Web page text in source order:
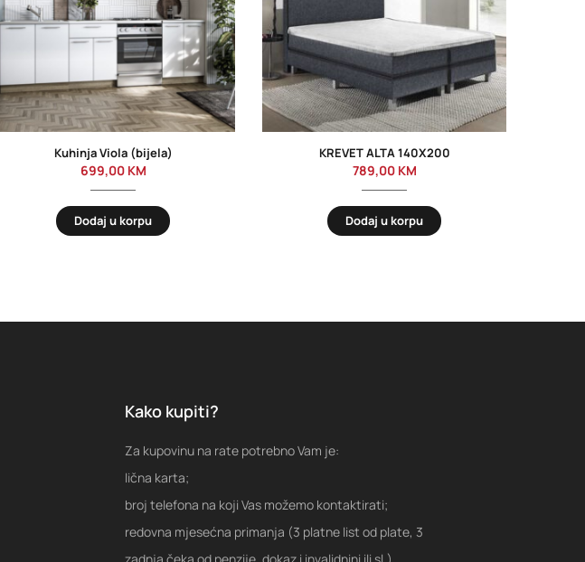
Kuhinja Viola (bijela)
699,00 KM
Dodaj u korpu
KREVET ALTA 140X200
789,00 KM
Dodaj u korpu
Kako kupiti?
Za kupovinu na rate potrebno Vam je:
lična karta;
broj telefona na koji Vas možemo kontaktirati;
redovna mjesećna primanja (3 platne list od plate, 3